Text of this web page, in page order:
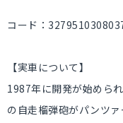
コード：
【実車について】
1987年に開発が始めら
の自走榴弾砲がパンツ